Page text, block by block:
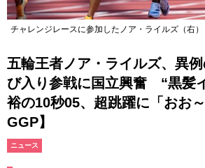
チャレンジレースに参加したノア・ライルズ（右）
五輪王者ノア・ライルズ、異
び入り参戦に国立興奮 “黒髪
裕の10秒05、超跳躍に「おお
GGP】
ニュース